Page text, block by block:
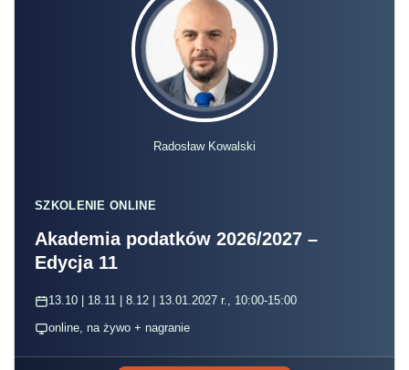
Radosław Kowalski
SZKOLENIE ONLINE
Akademia podatków 2026/2027 –
Edycja 11
13.10 | 18.11 | 8.12 | 13.01.2027 r., 10:00-15:00
online, na żywo + nagranie